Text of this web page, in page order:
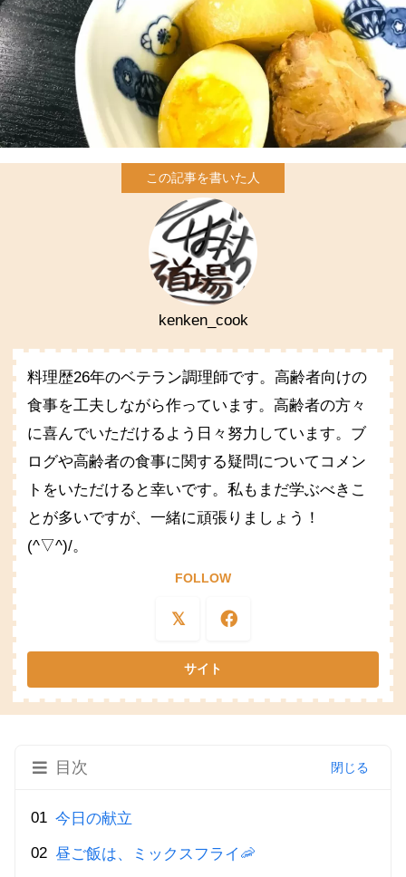
kenken_cook
料理歴26年のベテラン調理師です。高齢者向けの
食事を工夫しながら作っています。高齢者の方々
に喜んでいただけるよう日々努力しています。ブ
ログや高齢者の食事に関する疑問についてコメン
トをいただけると幸いです。私もまだ学ぶべきこ
とが多いですが、一緒に頑張りましょう！
(^▽^)/。
FOLLOW
目次
今日の献立
昼ご飯は、ミックスフライ🦐